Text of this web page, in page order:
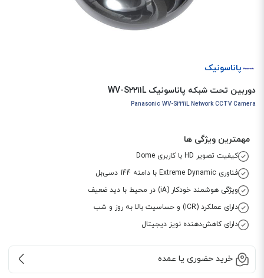
پاناسونیک
دوربین تحت شبکه پاناسونیک WV-S2211L
Panasonic WV-S2211L Network CCTV Camera
مهمترین ویژگی ها
کیفیت تصویر HD با کاربری Dome
فناوری Extreme Dynamic با دامنه 144 دسی‌بل
ویژگی هوشمند خودکار (iA) در محیط با دید ضعیف
دارای عملکرد (ICR) و حساسیت بالا به روز و شب
دارای کاهش‌دهنده نویز دیجیتال
خرید حضوری یا عمده